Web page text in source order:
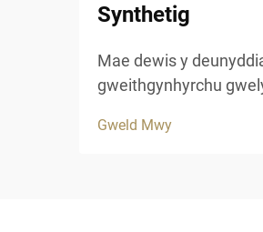
Synthetig
Mae dewis y
gweithgynhyrchu
benderfynu ar hydred
Gweld Mwy